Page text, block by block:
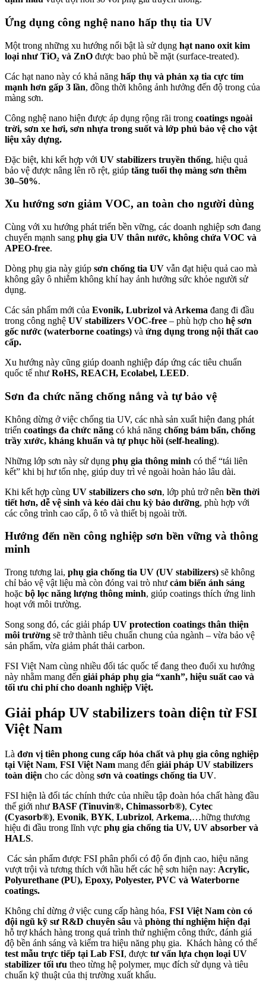
Ứng dụng công nghệ nano hấp thụ tia UV
Một trong những xu hướng nổi bật là sử dụng hạt nano oxit kim
loại như TiO₂ và ZnO được bao phủ bề mặt (surface-treated).
Các hạt nano này có khả năng hấp thụ và phản xạ tia cực tím
mạnh hơn gấp 3 lần, đồng thời không ảnh hưởng đến độ trong của
màng sơn.
Công nghệ nano hiện được áp dụng rộng rãi trong coatings ngoài
trời, sơn xe hơi, sơn nhựa trong suốt và lớp phủ bảo vệ cho vật
liệu xây dựng.
Đặc biệt, khi kết hợp với UV stabilizers truyền thống, hiệu quả
bảo vệ được nâng lên rõ rệt, giúp tăng tuổi thọ màng sơn thêm
30–50%.
Xu hướng sơn giảm VOC, an toàn cho người dùng
Cùng với xu hướng phát triển bền vững, các doanh nghiệp sơn đang
chuyển mạnh sang phụ gia UV thân nước, không chứa VOC và
APEO-free.
Dòng phụ gia này giúp sơn chống tia UV vẫn đạt hiệu quả cao mà
không gây ô nhiễm không khí hay ảnh hưởng sức khỏe người sử
dụng.
Các sản phẩm mới của Evonik, Lubrizol và Arkema đang đi đầu
trong công nghệ UV stabilizers VOC-free – phù hợp cho hệ sơn
gốc nước (waterborne coatings) và ứng dụng trong nội thất cao
cấp.
Xu hướng này cũng giúp doanh nghiệp đáp ứng các tiêu chuẩn
quốc tế như RoHS, REACH, Ecolabel, LEED.
Sơn đa chức năng chống nắng và tự bảo vệ
Không dừng ở việc chống tia UV, các nhà sản xuất hiện đang phát
triển coatings đa chức năng có khả năng chống bám bẩn, chống
trầy xước, kháng khuẩn và tự phục hồi (self-healing).
Những lớp sơn này sử dụng phụ gia thông minh có thể “tái liên
kết” khi bị hư tổn nhẹ, giúp duy trì vẻ ngoài hoàn hảo lâu dài.
Khi kết hợp cùng UV stabilizers cho sơn, lớp phủ trở nên bền thời
tiết hơn, dễ vệ sinh và kéo dài chu kỳ bảo dưỡng, phù hợp với
các công trình cao cấp, ô tô và thiết bị ngoài trời.
Hướng đến nền công nghiệp sơn bền vững và thông
minh
Trong tương lai, phụ gia chống tia UV (UV stabilizers) sẽ không
chỉ bảo vệ vật liệu mà còn đóng vai trò như cảm biến ánh sáng
hoặc bộ lọc năng lượng thông minh, giúp coatings thích ứng linh
hoạt với môi trường.
Song song đó, các giải pháp UV protection coatings thân thiện
môi trường sẽ trở thành tiêu chuẩn chung của ngành – vừa bảo vệ
sản phẩm, vừa giảm phát thải carbon.
FSI Việt Nam cùng nhiều đối tác quốc tế đang theo đuổi xu hướng
này nhằm mang đến giải pháp phụ gia “xanh”, hiệu suất cao và
tối ưu chi phí cho doanh nghiệp Việt.
Giải pháp UV stabilizers toàn diện từ FSI
Việt Nam
Là đơn vị tiên phong cung cấp hóa chất và phụ gia công nghiệp
tại Việt Nam, FSI Việt Nam mang đến giải pháp UV stabilizers
toàn diện cho các dòng sơn và coatings chống tia UV.
FSI hiện là đối tác chính thức của nhiều tập đoàn hóa chất hàng đầu
thế giới như BASF (Tinuvin®, Chimassorb®), Cytec
(Cyasorb®), Evonik, BYK, Lubrizol, Arkema,…hững thương
hiệu đi đầu trong lĩnh vực phụ gia chống tia UV, UV absorber và
HALS.
Các sản phẩm được FSI phân phối có độ ổn định cao, hiệu năng
vượt trội và tương thích với hầu hết các hệ sơn hiện nay: Acrylic,
Polyurethane (PU), Epoxy, Polyester, PVC và Waterborne
coatings.
Không chỉ dừng ở việc cung cấp hàng hóa, FSI Việt Nam còn có
đội ngũ kỹ sư R&D chuyên sâu và phòng thí nghiệm hiện đại
hỗ trợ khách hàng trong quá trình thử nghiệm công thức, đánh giá
độ bền ánh sáng và kiểm tra hiệu năng phụ gia. Khách hàng có thể
test mẫu trực tiếp tại Lab FSI, được tư vấn lựa chọn loại UV
stabilizer tối ưu theo từng hệ polymer, mục đích sử dụng và tiêu
chuẩn kỹ thuật của thị trường xuất khẩu.